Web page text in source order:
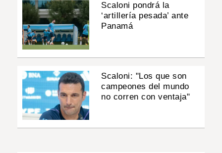
Scaloni pondrá la
‘artillería pesada’ ante
Panamá
Scaloni: "Los que son
campeones del mundo
no corren con ventaja"